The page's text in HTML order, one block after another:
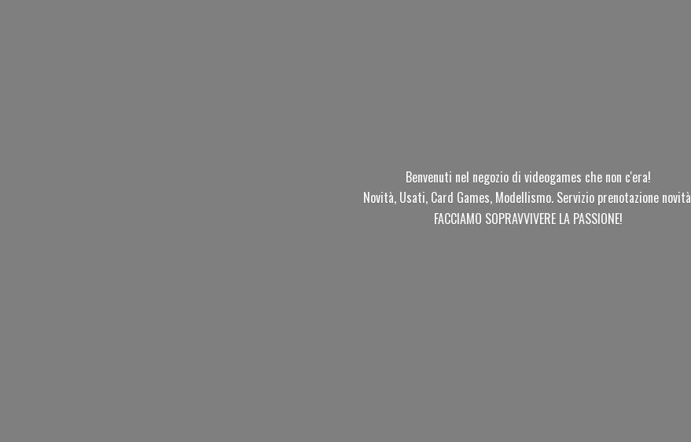
Benvenuti nel negozio di videogames che non c'era!
Novità, Usati, Card Games, Modellismo. Servizio prenotazione
FACCIAMO SOPRAVVIVERE LA PASSIONE!